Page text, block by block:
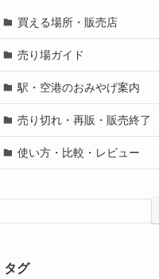
買える場所・販売店
売り場ガイド
駅・空港のおみやげ案内
売り切れ・再販・販売終了
使い方・比較・レビュー
タグ